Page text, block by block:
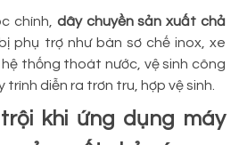
chính, dây chuyền sản xuất chả
phụ trợ như bàn sơ chế inox, xe
thống thoát nước, vệ sinh công
diễn ra trơn tru, hợp vệ sinh.
khi ứng dụng máy